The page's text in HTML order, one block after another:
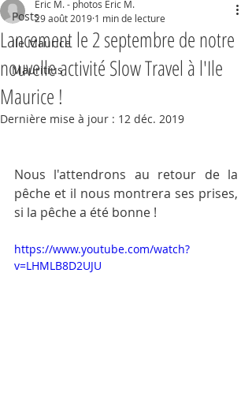
Posts
Ile Maurice
Mauritius
Lancement le 2 septembre de notre
nouvelle activité Slow Travel à l'Ile
Maurice !
Eric M. - photos Eric M.
29 août 2019 1 min de lecture
Dernière mise à jour : 12 déc. 2019
Nous l'attendrons au retour de la
pêche et il nous montrera ses prises,
si la pêche a été bonne !
https://www.youtube.com/watch?
v=LHMLB8D2UJU